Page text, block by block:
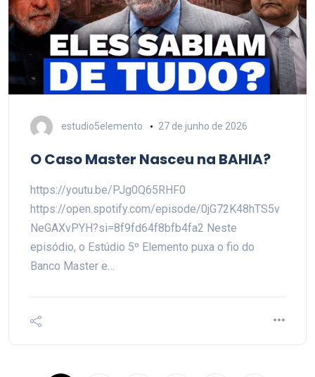
estudio5elemento 27 de junho de 2026
O Caso Master Nasceu na BAHIA?
https://youtu.be/PJg0Q65RHF0
https://open.spotify.com/episode/0jG72K48hTS5v
NeGAXvPYH?si=8f9fd64f8bfb4fa2 Neste
episódio, o Estúdio 5º Elemento puxa o fio do
Banco Master e…